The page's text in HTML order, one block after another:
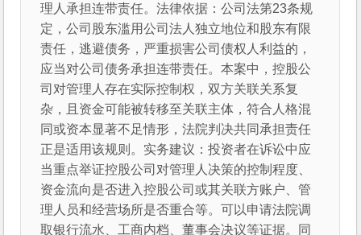
理人承担连带责任。法律依据：公司法第23条规
定，公司股东滥用公司法人独立地位和股东有限
责任，逃避债务，严重损害公司债权人利益的，
应当对公司债务承担连带责任。本案中，控股公
司对管理人存在实际控制权，双方关联关系复
杂，且资金可能被转移至关联主体，符合人格混
同或资本显著不足情形，法院判决共同承担责任
正是适用该规则。实务建议：投资者在诉讼中应
当重点举证控股公司对管理人决策的控制程度、
资金流向是否进入控股公司或其关联方账户、管
理人员和经营场所是否重合等。可以申请法院调
取银行流水、工商内档、董事会决议等证据。同